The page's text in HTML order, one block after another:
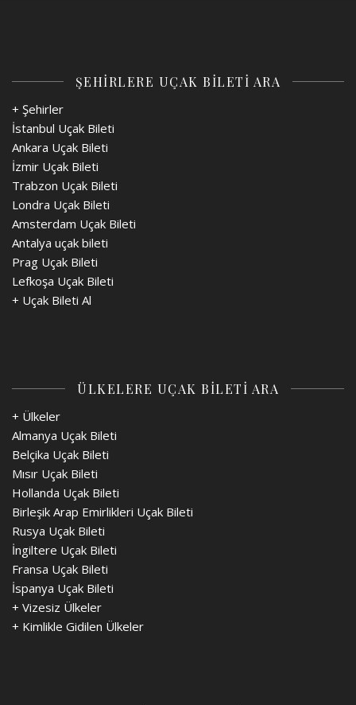
ŞEHİRLERE UÇAK BİLETİ ARA
+ Şehirler
İstanbul Uçak Bileti
Ankara Uçak Bileti
İzmir Uçak Bileti
Trabzon Uçak Bileti
Londra Uçak Bileti
Amsterdam Uçak Bileti
Antalya uçak bileti
Prag Uçak Bileti
Lefkoşa Uçak Bileti
+ Uçak Bileti Al
ÜLKELERE UÇAK BİLETİ ARA
+ Ülkeler
Almanya Uçak Bileti
Belçika Uçak Bileti
Mısır Uçak Bileti
Hollanda Uçak Bileti
Birleşik Arap Emirlikleri Uçak Bileti
Rusya Uçak Bileti
İngiltere Uçak Bileti
Fransa Uçak Bileti
İspanya Uçak Bileti
+ Vizesiz Ülkeler
+ Kimlikle Gidilen Ülkeler